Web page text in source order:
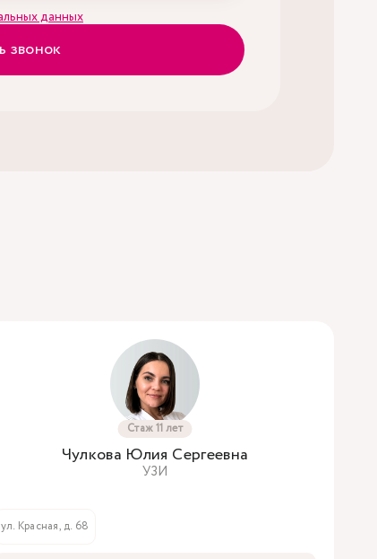
данных
звонок
Стаж 11 лет
Чулкова Юлия Сергеевна
УЗИ
ул. Красная, д. 68